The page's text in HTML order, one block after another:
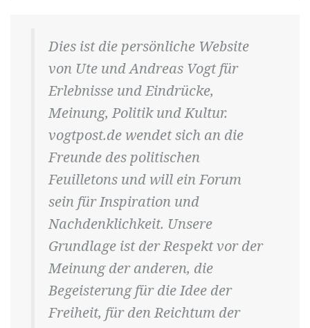
Dies ist die persönliche Website
von Ute und Andreas Vogt für
Erlebnisse und Eindrücke,
Meinung, Politik und Kultur.
vogtpost.de wendet sich an die
Freunde des politischen
Feuilletons und will ein Forum
sein für Inspiration und
Nachdenklichkeit. Unsere
Grundlage ist der Respekt vor der
Meinung der anderen, die
Begeisterung für die Idee der
Freiheit, für den Reichtum der